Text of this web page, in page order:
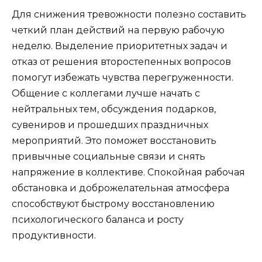
Для снижения тревожности полезно составить
четкий план действий на первую рабочую
неделю. Выделение приоритетных задач и
отказ от решения второстепенных вопросов
помогут избежать чувства перегруженности.
Общение с коллегами лучше начать с
нейтральных тем, обсуждения подарков,
сувениров и прошедших праздничных
мероприятий. Это поможет восстановить
привычные социальные связи и снять
напряжение в коллективе. Спокойная рабочая
обстановка и доброжелательная атмосфера
способствуют быстрому восстановлению
психологического баланса и росту
продуктивности.